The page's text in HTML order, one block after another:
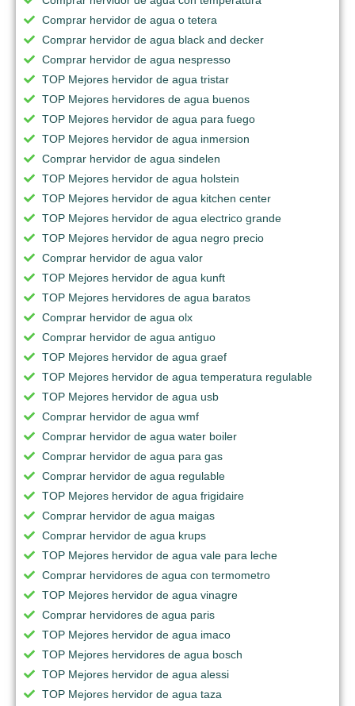
Comprar hervidor de agua o tetera
Comprar hervidor de agua black and decker
Comprar hervidor de agua nespresso
TOP Mejores hervidor de agua tristar
TOP Mejores hervidores de agua buenos
TOP Mejores hervidor de agua para fuego
TOP Mejores hervidor de agua inmersion
Comprar hervidor de agua sindelen
TOP Mejores hervidor de agua holstein
TOP Mejores hervidor de agua kitchen center
TOP Mejores hervidor de agua electrico grande
TOP Mejores hervidor de agua negro precio
Comprar hervidor de agua valor
TOP Mejores hervidor de agua kunft
TOP Mejores hervidores de agua baratos
Comprar hervidor de agua olx
Comprar hervidor de agua antiguo
TOP Mejores hervidor de agua graef
TOP Mejores hervidor de agua temperatura regulable
TOP Mejores hervidor de agua usb
Comprar hervidor de agua wmf
Comprar hervidor de agua water boiler
Comprar hervidor de agua para gas
Comprar hervidor de agua regulable
TOP Mejores hervidor de agua frigidaire
Comprar hervidor de agua maigas
Comprar hervidor de agua krups
TOP Mejores hervidor de agua vale para leche
Comprar hervidores de agua con termometro
TOP Mejores hervidor de agua vinagre
Comprar hervidores de agua paris
TOP Mejores hervidor de agua imaco
TOP Mejores hervidores de agua bosch
TOP Mejores hervidor de agua alessi
TOP Mejores hervidor de agua taza